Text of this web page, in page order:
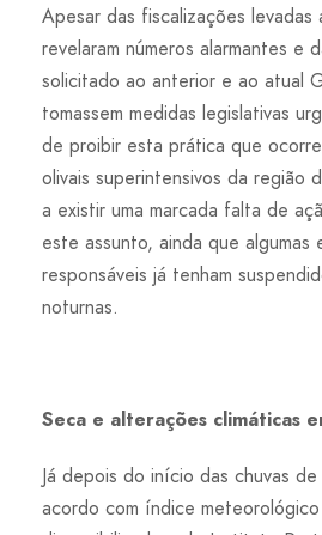
Apesar das fiscalizações levadas
revelaram números alarmantes e
solicitado ao anterior e ao atual
tomassem medidas legislativas
de proibir esta prática que
olivais superintensivos da região
a existir uma marcada falta de
este assunto, ainda que algumas
responsáveis já tenham
noturnas.
Seca e alterações climáticas
Já depois do início das chuvas
acordo com índice